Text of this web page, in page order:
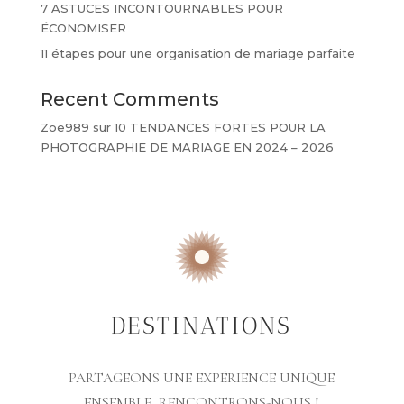
7 ASTUCES INCONTOURNABLES POUR
ÉCONOMISER
11 étapes pour une organisation de mariage parfaite
Recent Comments
Zoe989 sur10 TENDANCES FORTES POUR LA
PHOTOGRAPHIE DE MARIAGE EN 2024 – 2026
DESTINATIONS
PARTAGEONS UNE EXPÉRIENCE UNIQUE